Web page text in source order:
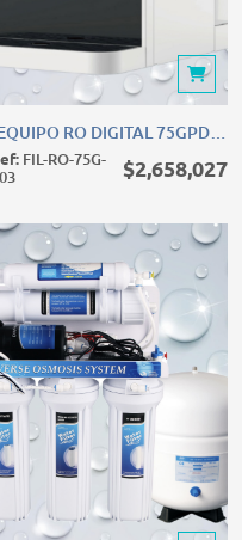
RO DIGITAL 75GPD /
110V-60HZ CON
DISPENSADOR
FIL-RO-75G-
$2,658,027